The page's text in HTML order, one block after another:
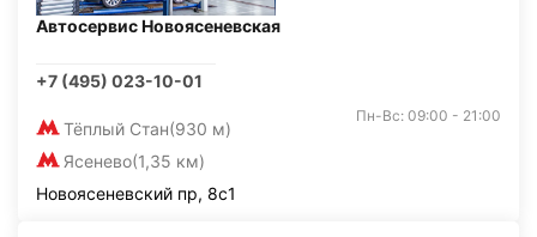
Автосервис Новоясеневская
+7 (495) 023-10-01
Тёплый Стан(930 м)
Ясенево(1,35 км)
Пн-Вс: 09:00 - 21:00
Новоясеневский пр, 8с1